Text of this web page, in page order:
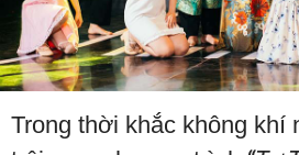
Trong thời khắc không khí